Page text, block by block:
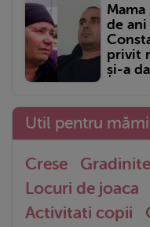
de
privit
și-a
Util pentru
Crese Gradinite
Locuri de joaca
Activitati copii